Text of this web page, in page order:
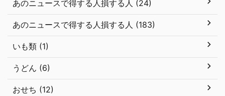
あのニュースで得する人損する人 (24)
あのニュースで得する人損する人 (183)
いも類 (1)
うどん (6)
おせち (12)